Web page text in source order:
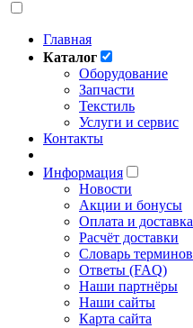
Главная
Каталог
Оборудование
Запчасти
Текстиль
Услуги и сервис
Контакты
Информация
Новости
Акции и бонусы
Оплата и доставка
Расчёт доставки
Словарь терминов
Ответы (FAQ)
Наши партнёры
Наши сайты
Карта сайта